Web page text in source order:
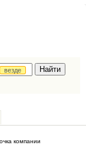
везде
компании